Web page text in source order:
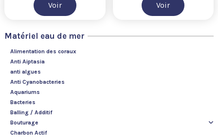
Voir Voir
Matériel eau de mer
Alimentation des coraux
Anti Aiptasia
anti algues
Anti Cyanobacteries
Aquariums
Bacteries
Balling / Additif
Bouturage
Charbon Actif